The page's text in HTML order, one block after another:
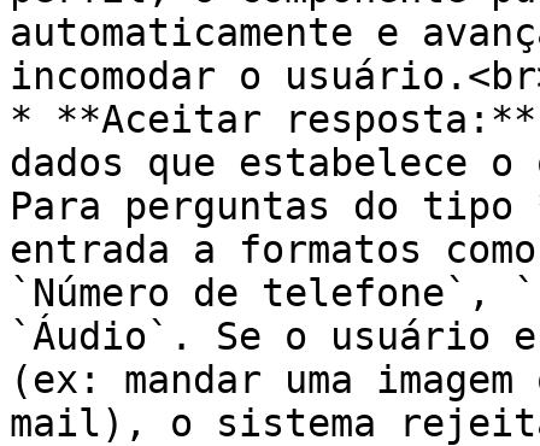
automaticamente e
incomodar o
* **Aceitar
dados que estabelece
Para perguntas do
entrada a formatos
`Número de telefone`,
`Áudio`. Se o usuário
(ex: mandar uma
mail), o sistema